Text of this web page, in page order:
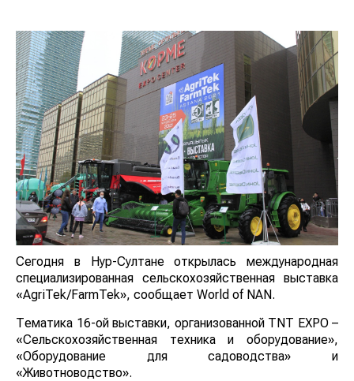
Сегодня в Нур-Султане открылась международная
специализированная сельскохозяйственная выставка
«AgriTek/FarmTek», сообщает World of NAN.
Тематика 16-ой выставки, организованной TNT EXPO –
«Сельскохозяйственная техника и оборудование»,
«Оборудование для садоводства» и
«Животноводство».